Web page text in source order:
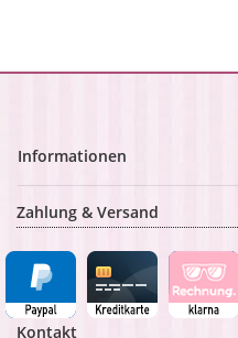
Informationen
Zahlung & Versand
Kontakt